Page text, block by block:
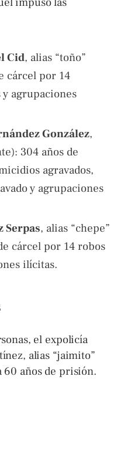
Cid, alias “toño”
cárcel por 14
agrupaciones
González,
304 años de
agravados,
y agrupaciones
Serpas, alias “chepe”
cárcel por 14 robos
ilícitas.
el expolicía
alias “jaimito”
60 años de prisión.